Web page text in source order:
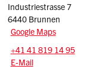
Industriestrasse 7
6440 Brunnen
Google Maps
Tel.:
+41 41 819 14 95
E-Mail: adoption
E-Mail